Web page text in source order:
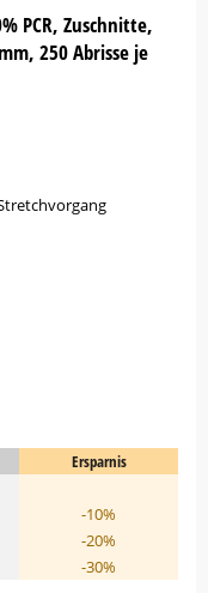
PCR, Zuschnitte,
250 Abrisse je
Ersparnis
-10%
-20%
-30%